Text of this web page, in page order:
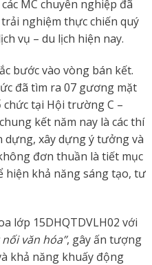
MC chuyên nghiệp đã
nghiệm thực chiến quý
vụ – du lịch hiện nay.
bước vào vòng bán kết.
đã tìm ra 07 gương mặt
chức tại Hội trường C –
kết năm nay là các thí
xây dựng ý tưởng và
đơn thuần là tiết mục
hiện khả năng sáng tạo, tư
lớp 15DHQTDVLH02 với
văn hóa”, gây ấn tượng
khả năng khuấy động